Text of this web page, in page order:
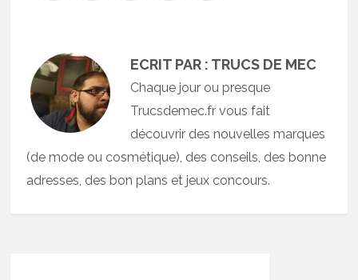
ECRIT PAR : TRUCS DE MEC
Chaque jour ou presque
Trucsdemec.fr vous fait
découvrir des nouvelles marques
(de mode ou cosmétique), des conseils, des bonne
adresses, des bon plans et jeux concours.